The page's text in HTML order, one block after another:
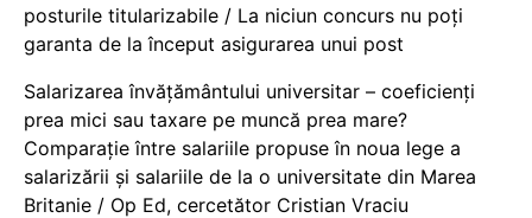
posturile titularizabile / La niciun concurs nu poți
garanta de la început asigurarea unui post
Salarizarea învățământului universitar – coeficienți
prea mici sau taxare pe muncă prea mare?
Comparație între salariile propuse în noua lege a
salarizării și salariile de la o universitate din Marea
Britanie / Op Ed, cercetător Cristian Vraciu